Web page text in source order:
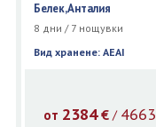
Белек,Анталия
8 дни / 7 нощувки
Вид хранене: AEAI
от 2384 €/ 4663